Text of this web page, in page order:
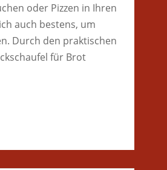
oder Pizzen in Ihren
auch bestens, um
Durch den praktischen
für Brot